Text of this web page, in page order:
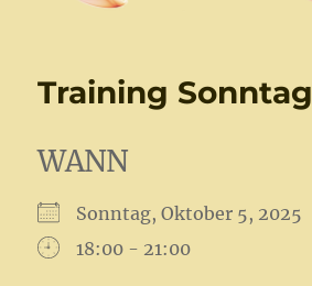
Training Sonntag
WANN
Sonntag, Oktober 5, 2025
18:00 - 21:00